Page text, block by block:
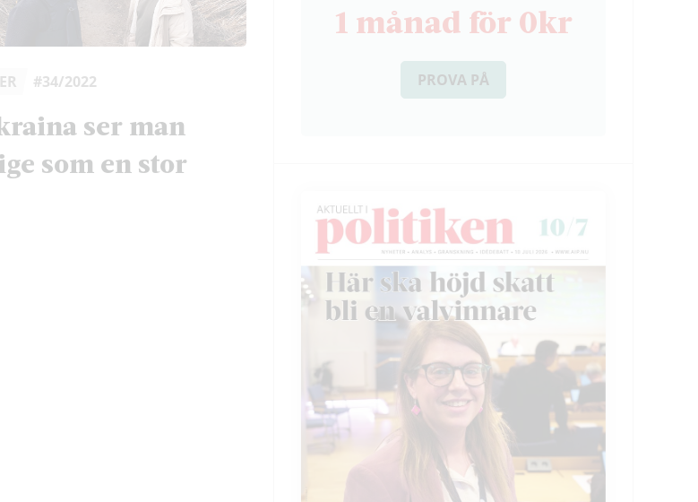
#34/2022
ser man
som en stor
1 månad för 0kr
PROVA PÅ